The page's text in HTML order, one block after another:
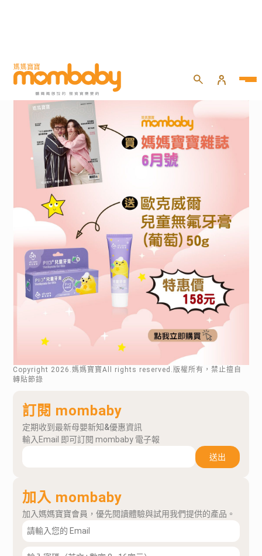
Copyright 2026 .媽媽寶寶All rights reserved.版權所有，禁止擅自
轉貼節錄
訂閱 mombaby
定期收到最新母嬰新知&優惠資訊
輸入Email 即可訂閱 mombaby 電子報
送出
加入 mombaby
加入媽媽寶寶會員，優先閱讀體驗與試用我們提供的產品。